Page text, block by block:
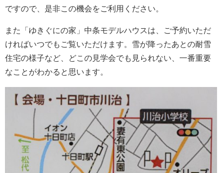
ですので、是非この機会をご利用ください。
また「ゆきぐにの家」中条モデルハウスは、ご予約いただ
ければいつでもご覧いただけます。雪が降ったあとの耐雪
住宅の様子など、どこの見学会でも見られない、一番重要
なことがわかると思います。